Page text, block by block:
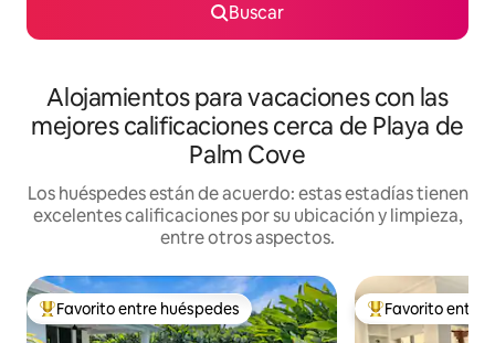
Buscar
Alojamientos para vacaciones con las
mejores calificaciones cerca de Playa de
Palm Cove
Los huéspedes están de acuerdo: estas estadías tienen
excelentes calificaciones por su ubicación y limpieza,
entre otros aspectos.
Favorito entre los huéspedes más destacados
Favorito entre huéspedes Favorito entre
Favorito entre